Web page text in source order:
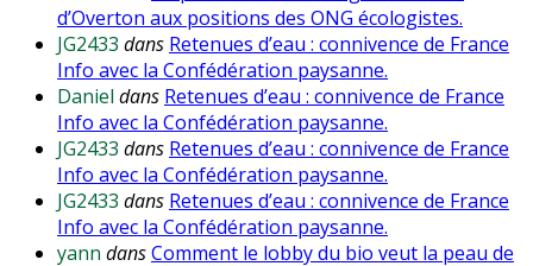
d’Overton aux positions des ONG écologistes.
JG2433 dans Retenues d’eau : connivence de France
Info avec la Confédération paysanne.
Daniel dans Retenues d’eau : connivence de France
Info avec la Confédération paysanne.
JG2433 dans Retenues d’eau : connivence de France
Info avec la Confédération paysanne.
JG2433 dans Retenues d’eau : connivence de France
Info avec la Confédération paysanne.
yann dansComment le lobby du bio veut la peau de